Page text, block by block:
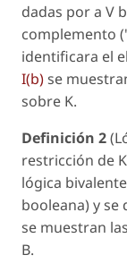
dadas pora V
complemento ('
identificara el
I(b)se
sobre K.
Definición 2
restricción de K
lógica
booleana) y se
se muestran
B.